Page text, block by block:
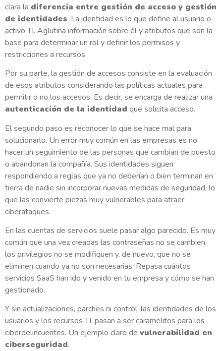
clara la diferencia entre gestión de acceso y gestión
de identidades. La identidad es lo que define al usuario o
activo TI. Aglutina información sobre él y atributos que son la
base para determinar un rol y definir los permisos y
restricciones a recursos.
Por su parte, la gestión de accesos consiste en la evaluación
de esos atributos considerando las políticas actuales para
permitir o no los accesos. Es decir, se encarga de realizar una
autenticación de la identidad que solicita acceso.
El segundo paso es reconocer lo que se hace mal para
solucionarlo. Un error muy común en las empresas es no
hacer un seguimiento de las personas que cambian de puesto
o abandonan la compañía. Sus identidades siguen
respondiendo a reglas que ya no deberían o bien terminan en
tierra de nadie sin incorporar nuevas medidas de seguridad, lo
que las convierte piezas muy vulnerables para atraer
ciberataques.
En las cuentas de servicios suele pasar algo parecido. Es muy
común que una vez creadas las contraseñas no se cambien,
los privilegios no se modifiquen y, de nuevo, que no se
eliminen cuando ya no son necesarias. Repasa cuántos
servicios SaaS han ido y venido en tu empresa y cómo se han
gestionado.
Y sin actualizaciones, parches ni control, las identidades de los
usuarios y los recursos TI, pasan a ser caramelitos para los
ciberdelincuentes. Un ejemplo claro de vulnerabilidad en
ciberseguridad.